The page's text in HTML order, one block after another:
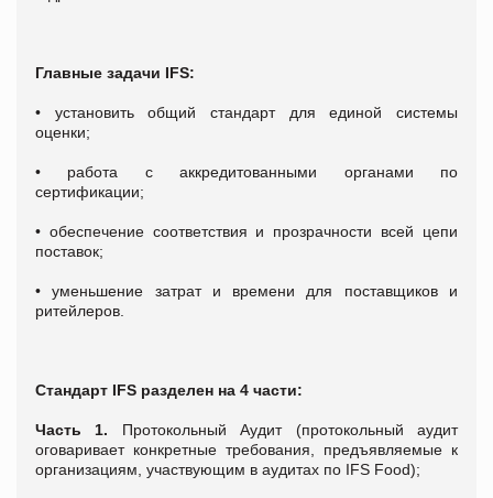
Главные задачи IFS:
• установить общий стандарт для единой системы
оценки;
• работа с аккредитованными органами по
сертификации;
• обеспечение соответствия и прозрачности всей цепи
поставок;
• уменьшение затрат и времени для поставщиков и
ритейлеров.
Стандарт IFS разделен на 4 части:
Часть 1. Протокольный Аудит (протокольный аудит
оговаривает конкретные требования, предъявляемые к
организациям, участвующим в аудитах по IFS Food);